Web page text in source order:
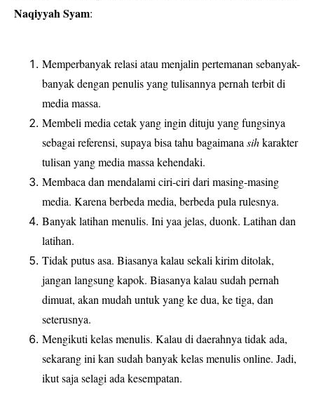
Naqiyyah Syam:
Memperbanyak relasi atau menjalin pertemanan sebanyak-
banyak dengan penulis yang tulisannya pernah terbit di
media massa.
Membeli media cetak yang ingin dituju yang fungsinya
sebagai referensi, supaya bisa tahu bagaimana sihkarakter
tulisan yang media massa kehendaki.
Membaca dan mendalami ciri-ciri dari masing-masing
media. Karena berbeda media, berbeda pula rulesnya.
Banyak latihan menulis. Ini yaa jelas, duonk. Latihan dan
latihan.
Tidak putus asa. Biasanya kalau sekali kirim ditolak,
jangan langsung kapok. Biasanya kalau sudah pernah
dimuat, akan mudah untuk yang ke dua, ke tiga, dan
seterusnya.
Mengikuti kelas menulis. Kalau di daerahnya tidak ada,
sekarang ini kan sudah banyak kelas menulis online. Jadi,
ikut saja selagi ada kesempatan.